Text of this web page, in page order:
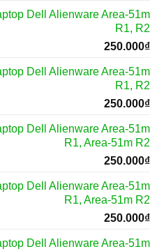
Dell Alienware Area-51m
R1, R2
250.000₫
Dell Alienware Area-51m
R1, R2
250.000₫
Dell Alienware Area-51m
R1, Area-51m R2
250.000₫
Dell Alienware Area-51m
R1, Area-51m R2
250.000₫
Dell Alienware Area-51m